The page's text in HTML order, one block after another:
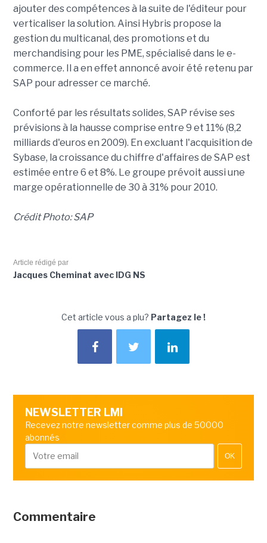
ajouter des compétences à la suite de l'éditeur pour
verticaliser la solution. Ainsi Hybris propose la
gestion du multicanal, des promotions et du
merchandising pour les PME, spécialisé dans le e-
commerce. Il a en effet annoncé avoir été retenu par
SAP pour adresser ce marché.
Conforté par les résultats solides, SAP révise ses
prévisions à la hausse comprise entre 9 et 11% (8,2
milliards d'euros en 2009). En excluant l'acquisition de
Sybase, la croissance du chiffre d'affaires de SAP est
estimée entre 6 et 8%. Le groupe prévoit aussi une
marge opérationnelle de 30 à 31% pour 2010.
Crédit Photo: SAP
Article rédigé par
Jacques Cheminat avec IDG NS
Cet article vous a plu? Partagez le !
NEWSLETTER LMI
Recevez notre newsletter comme plus de 50000
abonnés
OK
Commentaire